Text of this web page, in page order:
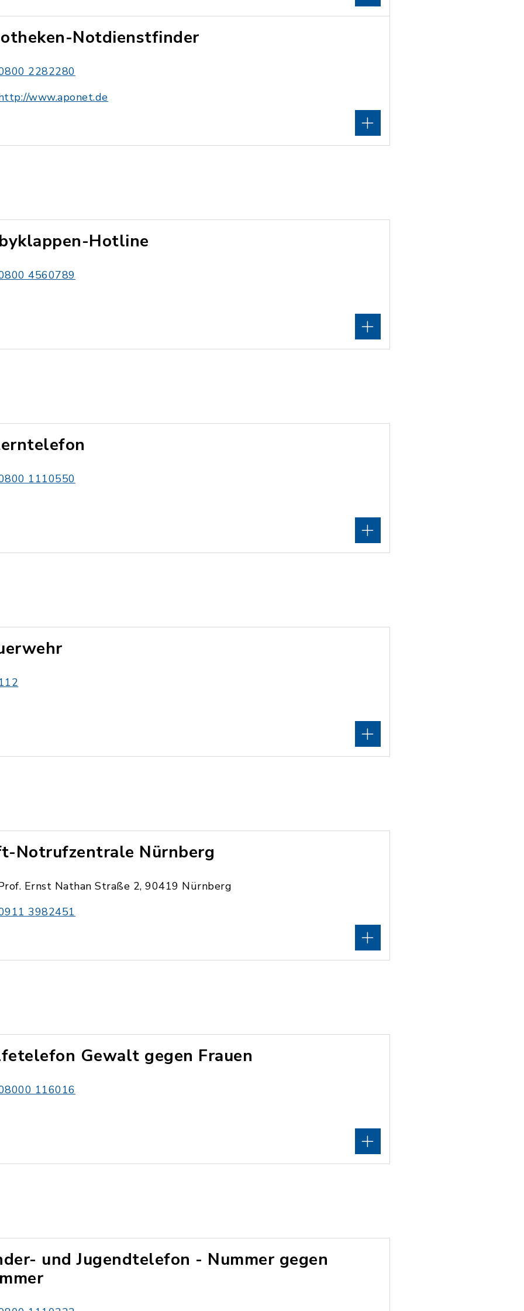
Notdienstfinder
2282280
www.aponet.de
Hotline
4560789
1110550
Notrufzentrale Nürnberg
Ernst Nathan Straße 2, 90419 Nürnberg
3982451
Gewalt gegen Frauen
116016
und Jugendtelefon - Nummer gegen